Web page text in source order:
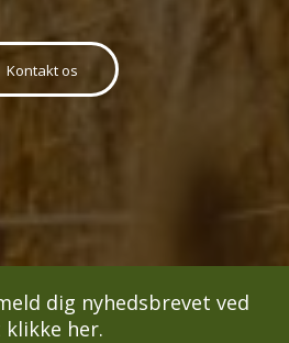
Kontakt os
dig nyhedsbrevet ved
klikke her.